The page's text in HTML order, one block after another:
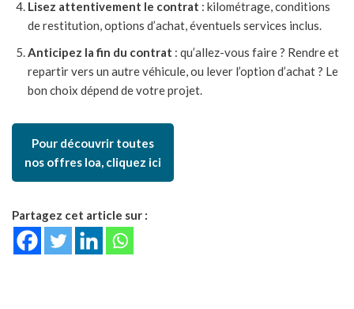
Lisez attentivement le contrat : kilométrage, conditions
de restitution, options d’achat, éventuels services inclus.
Anticipez la fin du contrat : qu’allez-vous faire ? Rendre et
repartir vers un autre véhicule, ou lever l’option d’achat ? Le
bon choix dépend de votre projet.
Pour découvrir toutes
nos offres loa, cliquez ici
Partagez cet article sur :